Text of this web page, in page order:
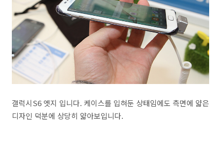
갤럭시S6 엣지 입니다. 케이스를 입혀둔 상태임에도 측면에 얇은
디자인 덕분에 상당히 얇아보입니다.